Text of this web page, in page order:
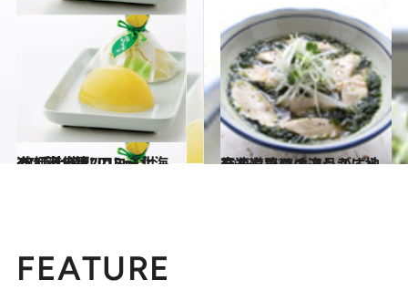
2012.11.28
47都道府県“口コミ付き”手土産リスト～北海道・東北篇2012～
グルメ 2013.12.27
高速道路のオアシスに地元ならではの逸品がずらり
旅＆お出かけ
FEATURE